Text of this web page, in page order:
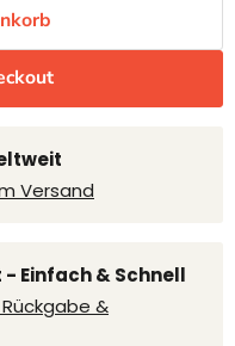
Versand
Einfach & Schnell
&